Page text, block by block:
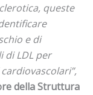
queste
e di
di LDL per
della Struttura